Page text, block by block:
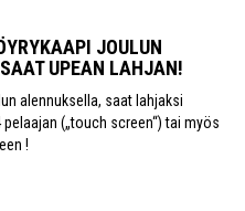
JOULUN
UPEAN LAHJAN!
alennuksella, saat lahjaksi
(„touch screen“) tai myös
!